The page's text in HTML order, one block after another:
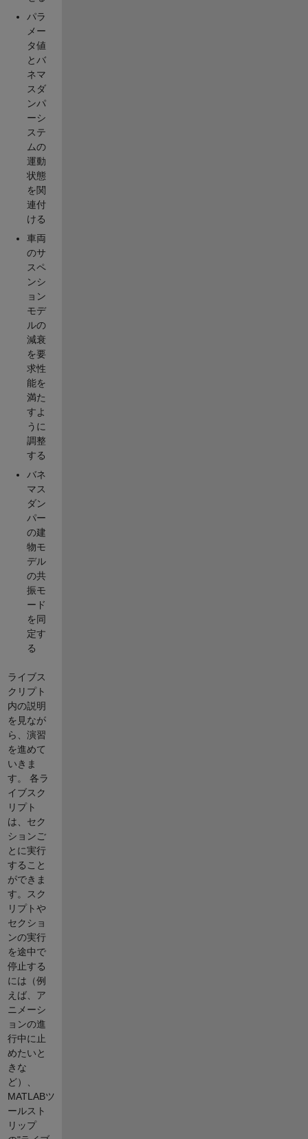
パラ
メー
タ値
とバ
ネマ
スダ
ンパ
ーシ
ステ
ムの
運動
状態
を関
連付
ける
車両
のサ
スペ
ンシ
ョン
モデ
ルの
減衰
を要
求性
能を
満た
すよ
うに
調整
する
バネ
マス
ダン
パー
の建
物モ
デル
の共
振モ
ード
を同
定す
る
ライブス
クリプト
内の説明
を見なが
ら、演習
を進めて
いきま
す。 各ラ
イブスク
リプト
は、セク
ションご
とに実行
すること
ができま
す。スク
リプトや
セクショ
ンの実行
を途中で
停止する
には（例
えば、ア
ニメーシ
ョンの進
行中に止
めたいと
きな
ど）、
MATLABツ
ールスト
リップ